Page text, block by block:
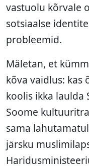
vastuolu kõrvale
sotsiaalse
probleemid.
Mäletan, et
kõva vaidlus: kas
koolis ikka laulda
Soome
sama
järsku